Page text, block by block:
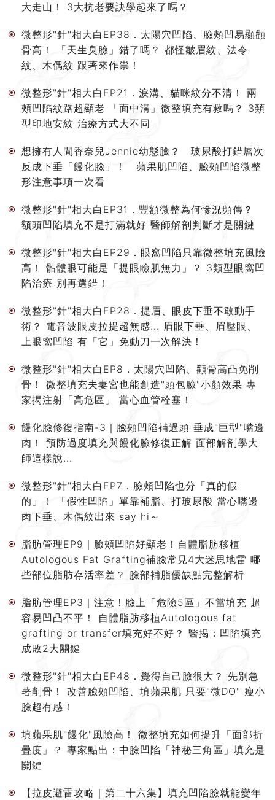
大走山！ 3大抗老要訣學起來了嗎？
微整形"針"相大白EP38．太陽穴凹陷、臉頰凹易顯顴
骨高！ 「天生臭臉」錯了嗎？ 都怪皺眉紋、法令
紋、木偶紋 跟著來作祟！
微整形"針"相大白EP21．淚溝、貓咪紋分不清！ 兩
頰凹陷紋路超顯老 「面中溝」微整填充有救嗎？ 3類
型印地安紋 治療方式大不同
想擁有人間香奈兒Jennie幼態臉？ 玻尿酸打錯層次
反成下垂「饅化臉」！ 蘋果肌凹陷、臉頰凹陷微整
形注意事項一次看
微整形"針"相大白EP31．豐額微整為何慘況頻傳？
額頭凹陷填充不是打滿就好 醫師解剖判斷才是關鍵
微整形"針"相大白EP29．眼窩凹陷只靠微整填充風險
高！ 骷髏眼可能是「提眼瞼肌無力」？ 3類型眼窩凹
陷治療 別再選錯！
微整形"針"相大白EP28．提眉、眼皮下垂不敢動手
術？ 電音波眼皮拉提超無感... 眉眼下垂、眉壓眼、
上眼窩凹陷 有「它」免動刀一次解決！
微整形"針"相大白EP8．太陽穴凹陷、顴骨高凸免削
骨！ 微整填充夫妻宮也能創造"頭包臉"小顏效果 專
家揭注射「高危區」 當心血管栓塞！
饅化臉修復指南-3｜臉頰凹陷補過頭 垂成"巨型"嘴邊
肉！ 預防過度填充與饅化臉修復正解 面部解剖學大
師這樣說...
微整形"針"相大白EP7．臉頰凹陷也分「真的假
的」！ 「假性凹陷」單靠補脂、打玻尿酸 當心嘴邊
肉下垂、木偶紋出來 say hi～
脂肪管理EP9｜臉頰凹陷好顯老！自體脂肪移植
Autologous Fat Grafting補臉常見4大迷思地雷 哪
些部位脂肪存活率差？ 臉部補脂優缺點完整解析
脂肪管理EP3｜注意！臉上「危險5區」不當填充 超
容易凹凸不平！ 自體脂肪移植Autologous fat
grafting or transfer填充好不好？ 醫揭：凹陷填充
成敗2大關鍵
微整形"針"相大白EP48．覺得自己臉很大？ 先別急
著削骨！ 改善臉頰凹陷、填蘋果肌 只要"微DO" 瘦小
臉超有感！
填蘋果肌"饅化"風險高！ 微整填充如何提升「面部折
疊度」？ 專家點出：中臉凹陷「神秘三角區」填充是
關鍵
【拉皮避雷攻略｜第二十六集】填充凹陷臉就能變年